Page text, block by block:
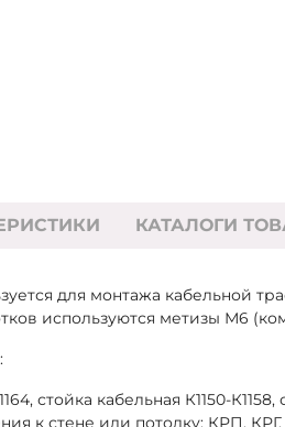
КАТАЛОГИ
для монтажа кабельной
используются метизы М6
стойка кабельная К1150-К1158,
к стене или потолку: КРП,